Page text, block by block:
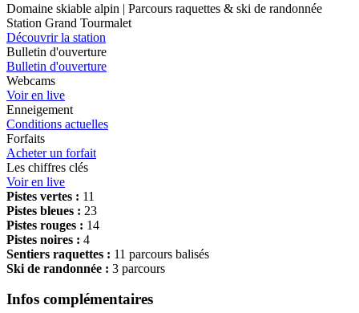
Domaine skiable alpin | Parcours raquettes & ski de randonnée
Station Grand Tourmalet
Découvrir la station
Bulletin d'ouverture
Bulletin d'ouverture
Webcams
Voir en live
Enneigement
Conditions actuelles
Forfaits
Acheter un forfait
Les chiffres clés
Voir en live
Pistes vertes : 11
Pistes bleues : 23
Pistes rouges : 14
Pistes noires : 4
Sentiers raquettes : 11 parcours balisés
Ski de randonnée : 3 parcours
Infos complémentaires